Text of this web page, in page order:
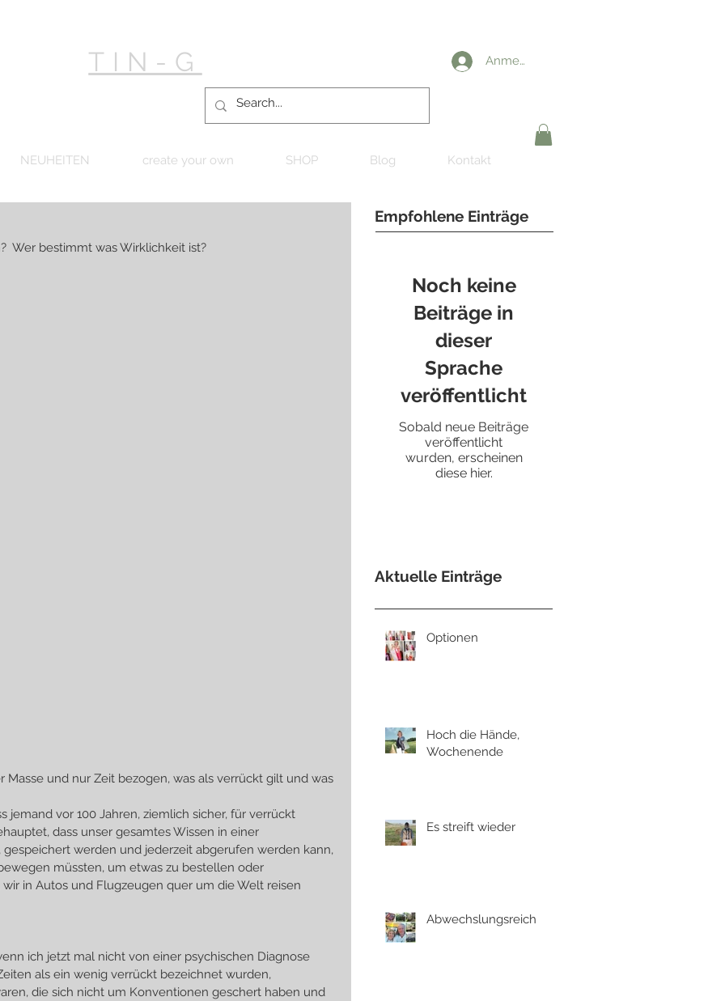
TIN-G Anmelden
NEUHEITEN create your own SHOP Blog Kontakt
Wer bestimmt was Wirklichkeit ist?
Masse und nur Zeit bezogen, was als verrückt gilt und was
jemand vor 100 Jahren, ziemlich sicher, für verrückt
dass unser gesamtes Wissen in einer
werden und jederzeit abgerufen werden kann,
müssten, um etwas zu bestellen oder
in Autos und Flugzeugen quer um die Welt reisen
ich jetzt mal nicht von einer psychischen Diagnose
als ein wenig verrückt bezeichnet wurden,
die sich nicht um Konventionen geschert haben und
Empfohlene Einträge
Noch keine
Beiträge in
dieser
Sprache
veröffentlicht
Sobald neue Beiträge
veröffentlicht
wurden, erscheinen
diese hier.
Aktuelle Einträge
Optionen
Hoch die Hände,
Wochenende
Es streift wieder
Abwechslungsreich